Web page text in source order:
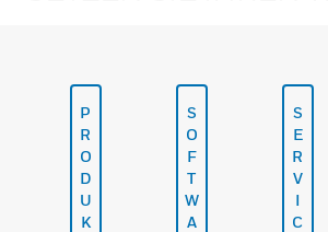
P
R
O
D
U
K
S
O
F
T
W
A
S
E
R
V
I
C